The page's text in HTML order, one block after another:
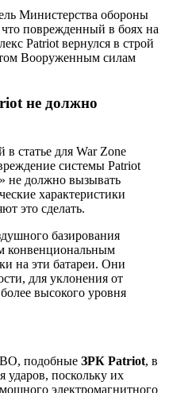
Министерства обороны
поврежденный в боях на
Patriot вернулся в строй
Вооруженным силам
не должно
статье для War Zone
системы Patriot
не должно вызывать
характеристики
это сделать.
базирования
на эти батареи. Они
для уклонения от
высокого уровня
подобные ЗРК Patriot, в
ударов, поскольку их
электромагнитного